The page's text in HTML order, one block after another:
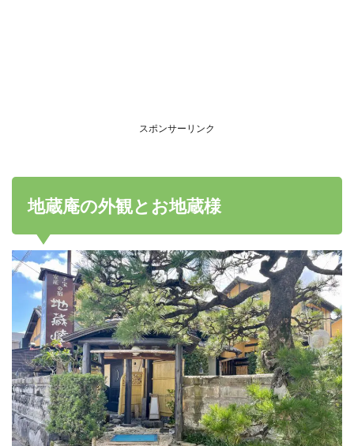
スポンサーリンク
地蔵庵の外観とお地蔵様